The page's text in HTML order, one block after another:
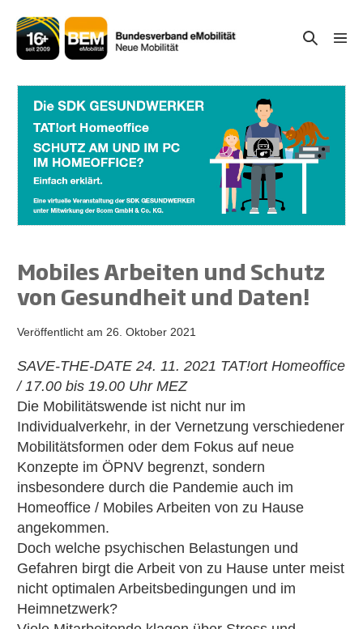
Inhalt
springen
Suche-
Mobiles Arbeiten und Schutz
von Gesundheit und Daten!
Veröffentlicht am 26. Oktober 2021
SAVE-THE-DATE 24. 11. 2021 TAT!ort Homeoffice
/ 17.00 bis 19.00 Uhr MEZ
Die Mobilitätswende ist nicht nur im
Individualverkehr, in der Vernetzung verschiedener
Mobilitätsformen oder dem Fokus auf neue
Konzepte im ÖPNV begrenzt, sondern
insbesondere durch die Pandemie auch im
Homeoffice / Mobiles Arbeiten von zu Hause
angekommen.
Doch welche psychischen Belastungen und
Gefahren birgt die Arbeit von zu Hause unter meist
nicht optimalen Arbeitsbedingungen und im
Heimnetzwerk?